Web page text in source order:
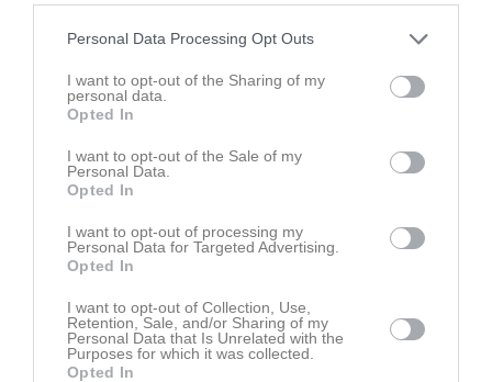
Personal Data Processing Opt Outs
I want to opt-out of the Sharing of my
personal data.
Opted In
I want to opt-out of the Sale of my
Personal Data.
Opted In
I want to opt-out of processing my
Personal Data for Targeted Advertising.
Opted In
I want to opt-out of Collection, Use,
Retention, Sale, and/or Sharing of my
Personal Data that Is Unrelated with the
Purposes for which it was collected.
Opted In